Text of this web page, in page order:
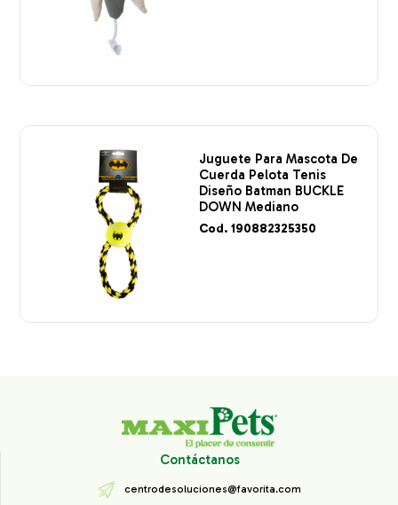
Juguete Para Mascota De
Cuerda Pelota Tenis
Diseño Batman BUCKLE
DOWN Mediano
Cod. 190882325350
Contáctanos
centrodesoluciones@favorita.com